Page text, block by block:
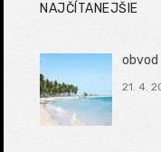
NAJČÍTANEJŠIE
21. 4.